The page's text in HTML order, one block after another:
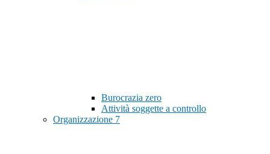
Burocrazia zero
Attività soggette a controllo
Organizzazione 7